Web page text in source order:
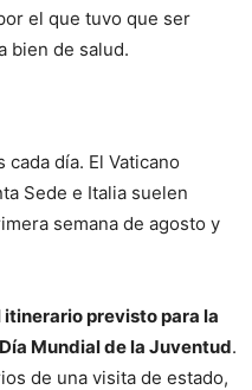
el que tuvo que ser
bien de salud.
cada día. El Vaticano
Sede e Italia suelen
semana de agosto y
previsto para la
Día Mundial de la Juventud.
de una visita de estado,